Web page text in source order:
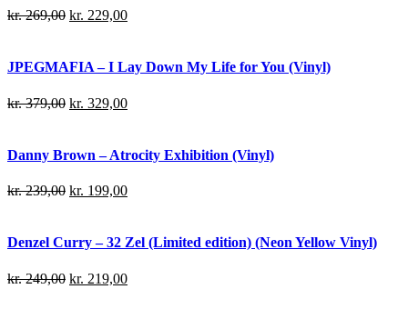
kr.269,00 kr. 229,00
JPEGMAFIA – I Lay Down My Life for You (Vinyl)
kr.379,00 kr. 329,00
Danny Brown – Atrocity Exhibition (Vinyl)
kr.239,00 kr. 199,00
Denzel Curry – 32 Zel (Limited edition) (Neon Yellow Vinyl)
kr.249,00 kr. 219,00